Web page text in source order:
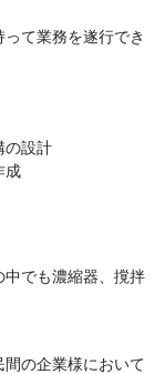
て業務を遂行でき
の設計
成
でも濃縮器、撹拌
の企業様において